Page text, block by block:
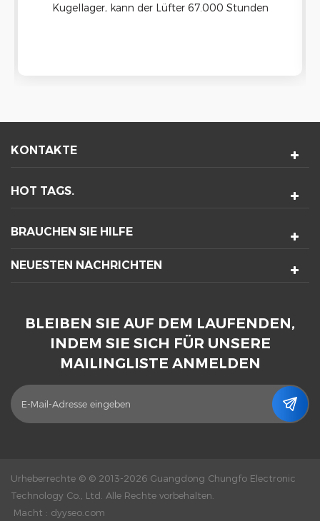
Kugellager, kann der Lüfter 67.000 Stunden
KONTAKTE
HOT TAGS.
BRAUCHEN SIE HILFE
NEUESTEN NACHRICHTEN
BLEIBEN SIE AUF DEM LAUFENDEN,
INDEM SIE SICH FÜR UNSERE
MAILINGLISTE ANMELDEN
Urheberrechte © © 2013-2026 Guangdong Chungfo Electronic
Technology Co., Ltd. Alle Rechte vorbehalten.
Macht : dyyseo.com